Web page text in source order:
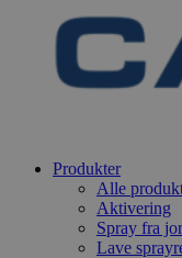
Produkter
Alle
Aktivering
Spray fra
Lave